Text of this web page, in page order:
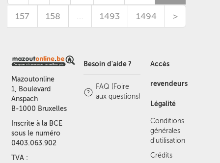
157 158 … 1493 1494 >
Mazoutonline
1, Boulevard
Anspach
B-1000 Bruxelles
Inscrite à la BCE
sous le numéro
0403.063.902
TVA :
Besoin d'aide ?
FAQ (Foire
aux questions)
Accès
revendeurs
Légalité
Conditions
générales
d'utilisation
Crédits